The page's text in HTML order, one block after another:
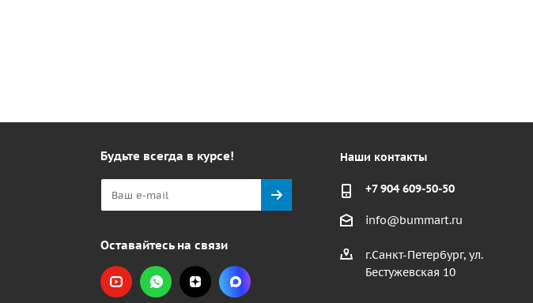
Будьте всегда в курсе!
Оставайтесь на связи
Наши контакты
+7 904 609-50-50
info@bummart.ru
г.Санкт-Петербург, ул.
Бестужевская 10